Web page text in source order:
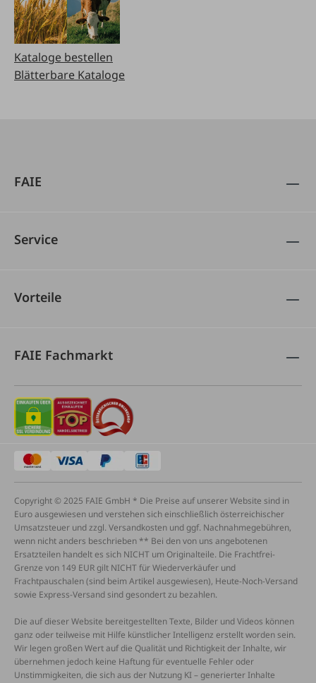
Kataloge bestellen
Blätterbare Kataloge
FAIE
Service
Vorteile
FAIE Fachmarkt
Copyright © 2025 FAIE GmbH * Die Preise auf unserer Website sind in
Euro ausgewiesen und verstehen sich einschließlich österreichischer
Umsatzsteuer und zzgl. Versandkosten und ggf. Nachnahmegebühren,
wenn nicht anders beschrieben ** Bei den von uns angebotenen
Ersatzteilen handelt es sich NICHT um Originalteile. Die Frachtfrei-
Grenze von 149 EUR gilt NICHT für Wiederverkäufer und
Frachtpauschalen (sind beim Artikel ausgewiesen), Heute-Noch-Versand
sowie Express-Versand sind gesondert zu bezahlen.
Die auf dieser Website bereitgestellten Texte, Bilder und Videos können
ganz oder teilweise mit Hilfe künstlicher Intelligenz erstellt worden sein.
Wir legen großen Wert auf die Qualität und Richtigkeit der Inhalte, wir
übernehmen jedoch keine Haftung für eventuelle Fehler oder
Unstimmigkeiten, die sich aus der Nutzung KI – generierter Inhalte